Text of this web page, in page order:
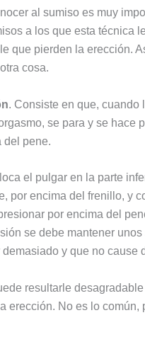
al sumiso es muy
a los que esta técnica
que pierden la erección.
cosa.
. Consiste en que, cuando
se para y se hace
del pene.
el pulgar en la parte
por encima del frenillo, y
por encima del
se debe mantener
y que no cause
resultarle
erección. No es lo común,